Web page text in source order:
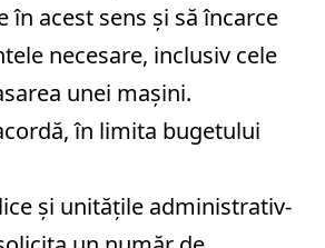
în acest sens și să încarce
necesare, inclusiv cele
unei mașini.
în limita bugetului
și unitățile administrativ-